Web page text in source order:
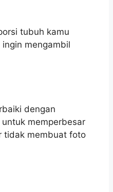
tubuh kamu
mengambil
dengan
memperbesar
tidak membuat foto